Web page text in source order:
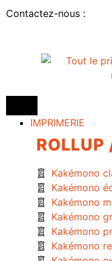
Contactez-nous :
IMPRIMERIE
Kakémono
Kakémono
Kakémono
Kakémono
Kakémono
Kakémono